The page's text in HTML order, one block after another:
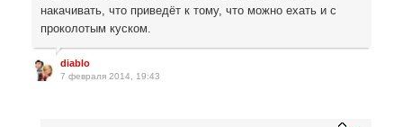
накачивать, что приведёт к тому, что можно ехать и с
проколотым куском.
diablo
7 февраля 2014, 19:43